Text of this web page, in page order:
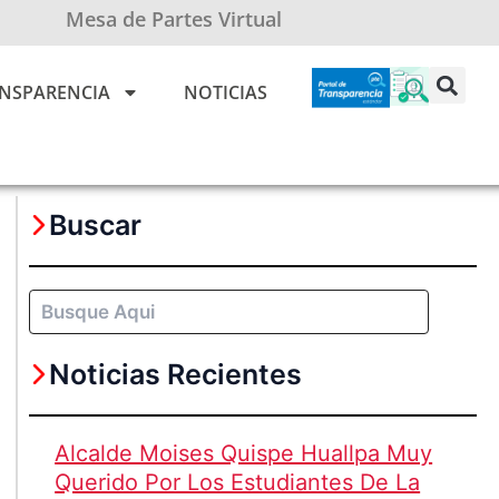
Mesa de Partes Virtual
NOTICIAS
Buscar
Buscar
Noticias Recientes
Alcalde Moises Quispe Huallpa Muy
Querido Por Los Estudiantes De La